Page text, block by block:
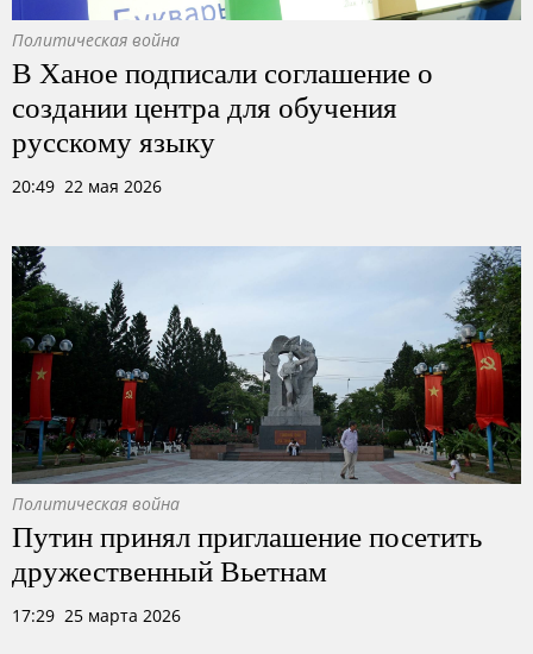
Политическая война
В Ханое подписали соглашение о
создании центра для обучения
русскому языку
20:49 22 мая 2026
Политическая война
Путин принял приглашение посетить
дружественный Вьетнам
17:29 25 марта 2026